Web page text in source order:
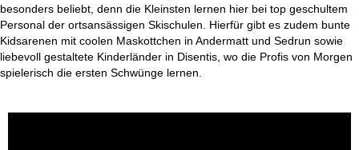
besonders beliebt, denn die Kleinsten lernen hier bei top geschultem
Personal der ortsansässigen Skischulen. Hierfür gibt es zudem bunte
Kidsarenen mit coolen Maskottchen in Andermatt und Sedrun sowie
liebevoll gestaltete Kinderländer in Disentis, wo die Profis von Morgen
spielerisch die ersten Schwünge lernen.